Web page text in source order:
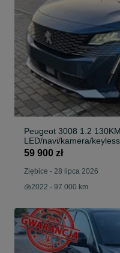
Peugeot 3008 1.2
LED/navi/kamera/
59 900 zł
Ziębice - 28 lipca 2026
2022 - 97 000 km